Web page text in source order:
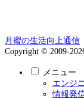
月蜜の生活向上通信
Copyright © 2009-
メニュー
エンジ
情報発